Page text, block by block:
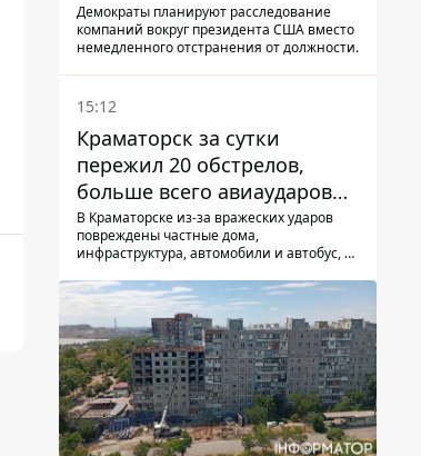
Демократы планируют расследование
компаний вокруг президента США вместо
немедленного отстранения от должности.
15:12
Краматорск за сутки
пережил 20 обстрелов,
больше всего авиаударов
КАБ-250
В Краматорске из-за вражеских ударов
повреждены частные дома,
инфраструктура, автомобили и автобус, а
человек и еще 15 получили ранения